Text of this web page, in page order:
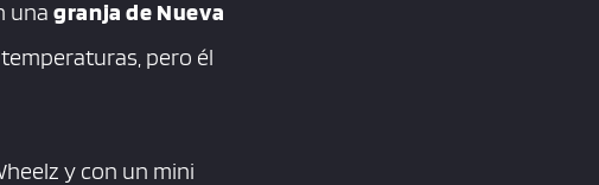
unagranja de Nueva
pero él
y con un mini